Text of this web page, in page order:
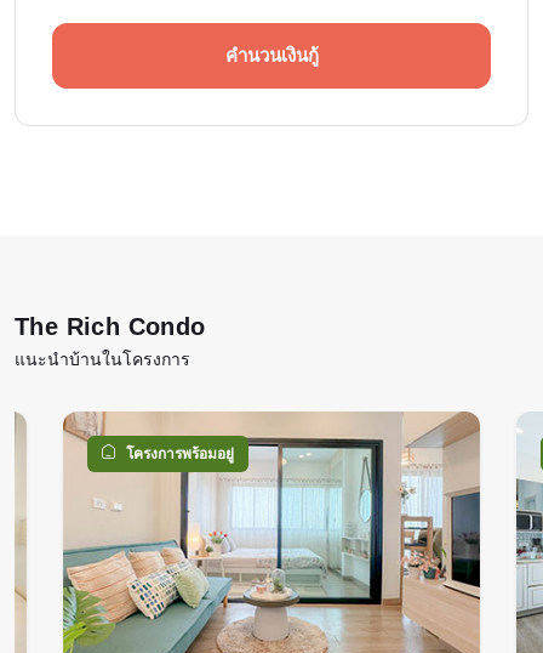
คำนวนเงินกู้
The Rich Condo
แนะนำบ้านในโครงการ
โครงการพร้อมอยู่